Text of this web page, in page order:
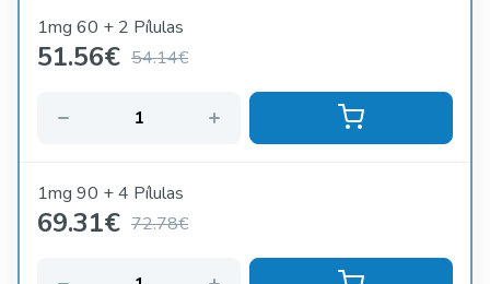
1mg 60 + 2 Pílulas
51.56€ 54.14€
1mg 90 + 4 Pílulas
69.31€ 72.78€